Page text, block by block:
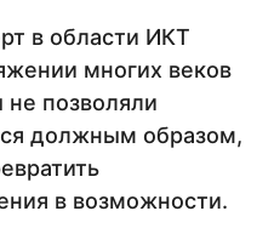
в области ИКТ
многих веков
не позволяли
должным образом,
в возможности.